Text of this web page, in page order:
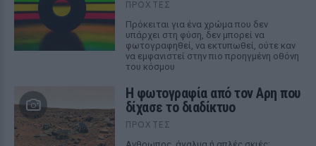
ΠΡΟΧΤΈΣ
Πρόκειται για ένα χρώμα που δεν
υπάρχει στη φύση, δεν μπορεί να
φωτογραφηθεί, να εκτυπωθεί, ούτε καν
να εμφανιστεί στην πιο προηγμένη οθόνη
του κόσμου
Η φωτογραφία από τον Αρη που
δίχασε το διαδίκτυο
ΠΡΟΧΤΈΣ